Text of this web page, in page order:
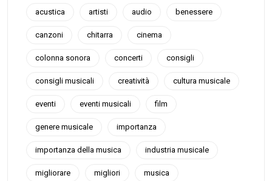
acustica artisti audio benessere
canzoni chitarra cinema
colonna sonora concerti consigli
consigli musicali creatività cultura musicale
eventi eventi musicali film
genere musicale importanza
importanza della musica industria musicale
migliorare migliori musica